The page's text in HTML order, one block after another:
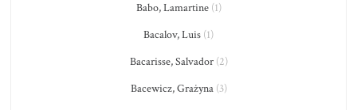
Babo, Lamartine(1)
Bacalov, Luis (1)
Bacarisse, Salvador(2)
Bacewicz, Grażyna(3)